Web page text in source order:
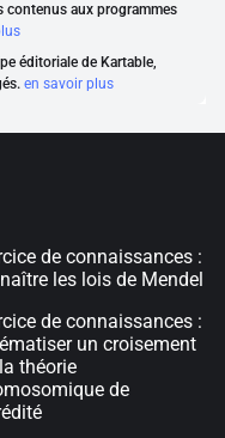
contenus aux programmes
éditoriale de Kartable,
en savoir plus
de connaissances :
les lois de Mendel
de connaissances :
un croisement
théorie
de